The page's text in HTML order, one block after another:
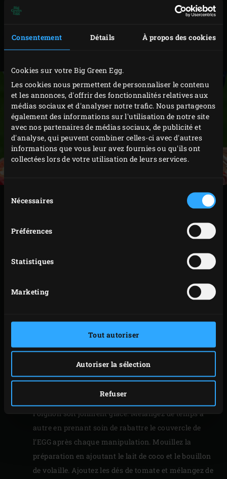
Consentement Détails À propos des cookies
Cookies sur votre Big Green Egg.
Les cookies nous permettent de personnaliser le contenu
et les annonces, d'offrir des fonctionnalités relatives aux
médias sociaux et d'analyser notre trafic. Nous partageons
également des informations sur l'utilisation de notre site
avec nos partenaires de médias sociaux, de publicité et
d'analyse, qui peuvent combiner celles-ci avec d'autres
informations que vous leur avez fournies ou qu'ils ont
collectées lors de votre utilisation de leurs services.
duNécessaires
Préférences
Statistiques
Marketing
Tout autoriser
Autoriser la sélection
Refuser
en deux. Épépinez-les et débitez la chair en dés.
coupez-le en deux avant de l’évider. Débitez la chair
Préchauffez le faitout vert (rond) que vous allez
les graines de moutarde dans le faitout et posez le
nécessaire étant donné que les graines vont être
soufflées et se mettre à sauter (un peu comme le
sésame et faites revenir le tout jusqu’à ce que
l’oignon soit joliment glacé. Mélangez de temps à
autre en prenant soin de rabattre le couvercle de
l’EGG après chaque manipulation. Mouillez la
préparation en ajoutant le lait de coco et le bouillon
de volaille. Ajoutez les dés de tomate et mélangez de